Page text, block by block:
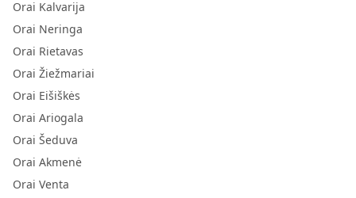
Orai Kalvarija
Orai Neringa
Orai Rietavas
Orai Žiežmariai
Orai Eišiškės
Orai Ariogala
Orai Šeduva
Orai Akmenė
Orai Venta